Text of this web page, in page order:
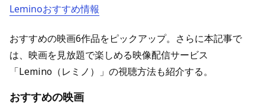
Leminoおすすめ情報
おすすめの映画6作品をピックアップ。さらに本記事で
は、映画を見放題で楽しめる映像配信サービス
「Lemino（レミノ）」の視聴方法も紹介する。
おすすめの映画